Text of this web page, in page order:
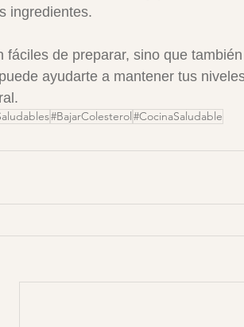
ingredientes.
fáciles de preparar, sino que
ayudarte a mantener tus
#BajarColesterol#CocinaSaludable